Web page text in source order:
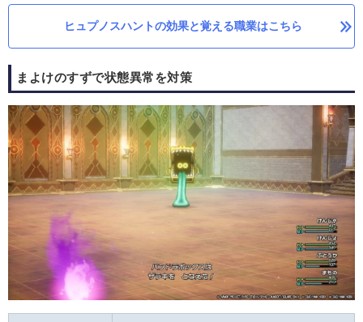
ヒュプノスハントの効果と覚える職業はこちら
まよけのすずで状態異常を対策